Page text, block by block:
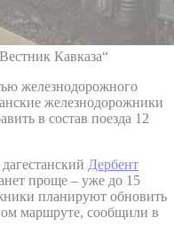
Кавказа“
железнодорожного
железнодорожники
в состав поезда 12
Дербент
проще – уже до 15
планируют обновить
маршруте, сообщили в